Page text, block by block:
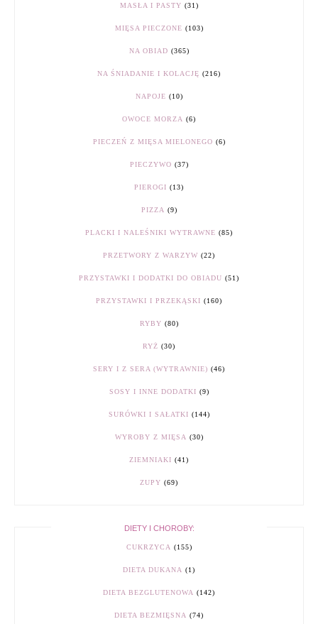
MASŁA I PASTY (31)
MIĘSA PIECZONE (103)
NA OBIAD (365)
NA ŚNIADANIE I KOLACJĘ (216)
NAPOJE (10)
OWOCE MORZA (6)
PIECZEŃ Z MIĘSA MIELONEGO (6)
PIECZYWO (37)
PIEROGI (13)
PIZZA (9)
PLACKI I NALEŚNIKI WYTRAWNE (85)
PRZETWORY Z WARZYW (22)
PRZYSTAWKI I DODATKI DO OBIADU (51)
PRZYSTAWKI I PRZEKĄSKI (160)
RYBY (80)
RYŻ (30)
SERY I Z SERA (WYTRAWNIE) (46)
SOSY I INNE DODATKI (9)
SURÓWKI I SAŁATKI (144)
WYROBY Z MIĘSA (30)
ZIEMNIAKI (41)
ZUPY (69)
DIETY I CHOROBY:
CUKRZYCA (155)
DIETA DUKANA (1)
DIETA BEZGLUTENOWA (142)
DIETA BEZMIĘSNA (74)